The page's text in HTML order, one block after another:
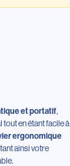
et portatif,
en étant facile à
ergonomique
ainsi votre